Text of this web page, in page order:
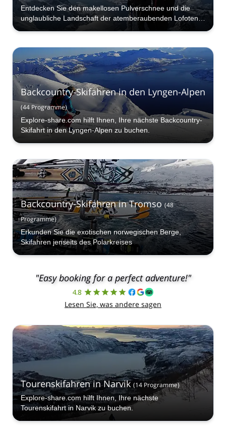
Entdecken Sie den makellosen Pulverschnee und die
unglaubliche Landschaft der atemberaubenden Lofoten-
Inseln vor der Küste von Nordland!
Backcountry-Skifahren in den Lyngen-Alpen
(44 Programme)
Explore-share.com hilft Ihnen, Ihre nächste Backcountry-
Skifahrt in den Lyngen-Alpen zu buchen.
Backcountry-Skifahren in Tromso (48
Programme)
Erkunden Sie die exotischen norwegischen Berge,
Skifahren jenseits des Polarkreises
"Easy booking for a perfect adventure!"
4.8
Lesen Sie, was andere sagen
Tourenskifahren in Narvik (14 Programme)
Explore-share.com hilft Ihnen, Ihre nächste
Tourenskifahrt in Narvik zu buchen.